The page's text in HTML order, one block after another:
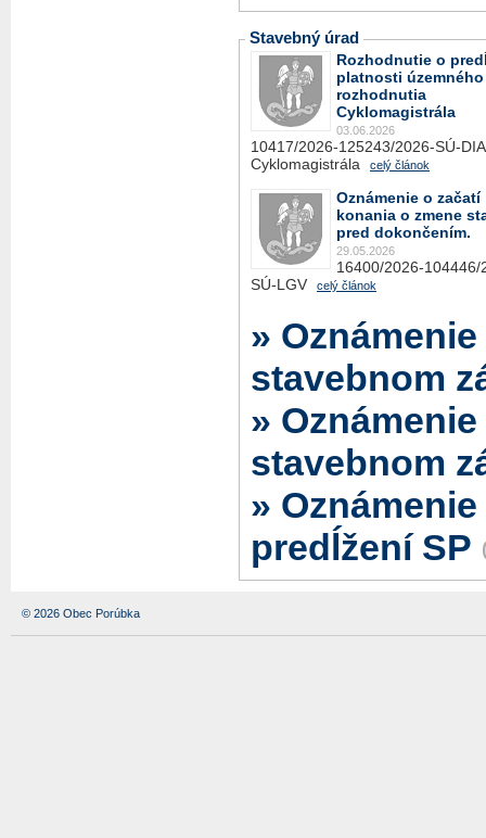
Stavebný úrad
Rozhodnutie o
platnosti územného
rozhodnutia
Cyklomagistrála
03.06.2026
10417/2026-125243/2026-SÚ-DIA
Cyklomagistrála
celý článok
Oznámenie o začatí
konania o zmene
pred dokončením.
29.05.2026
16400/2026-104446/
SÚ-LGV
celý článok
»
stavebnom
»
stavebnom
»
predĺžení SP
© 2026 Obec Porúbka